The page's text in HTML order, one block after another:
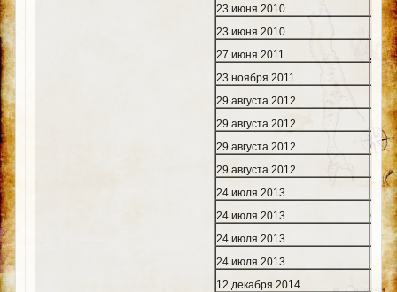
23 июня 2010
23 июня 2010
27 июня 2011
23 ноября 2011
29 августа 2012
29 августа 2012
29 августа 2012
29 августа 2012
24 июля 2013
24 июля 2013
24 июля 2013
24 июля 2013
12 декабря 2014